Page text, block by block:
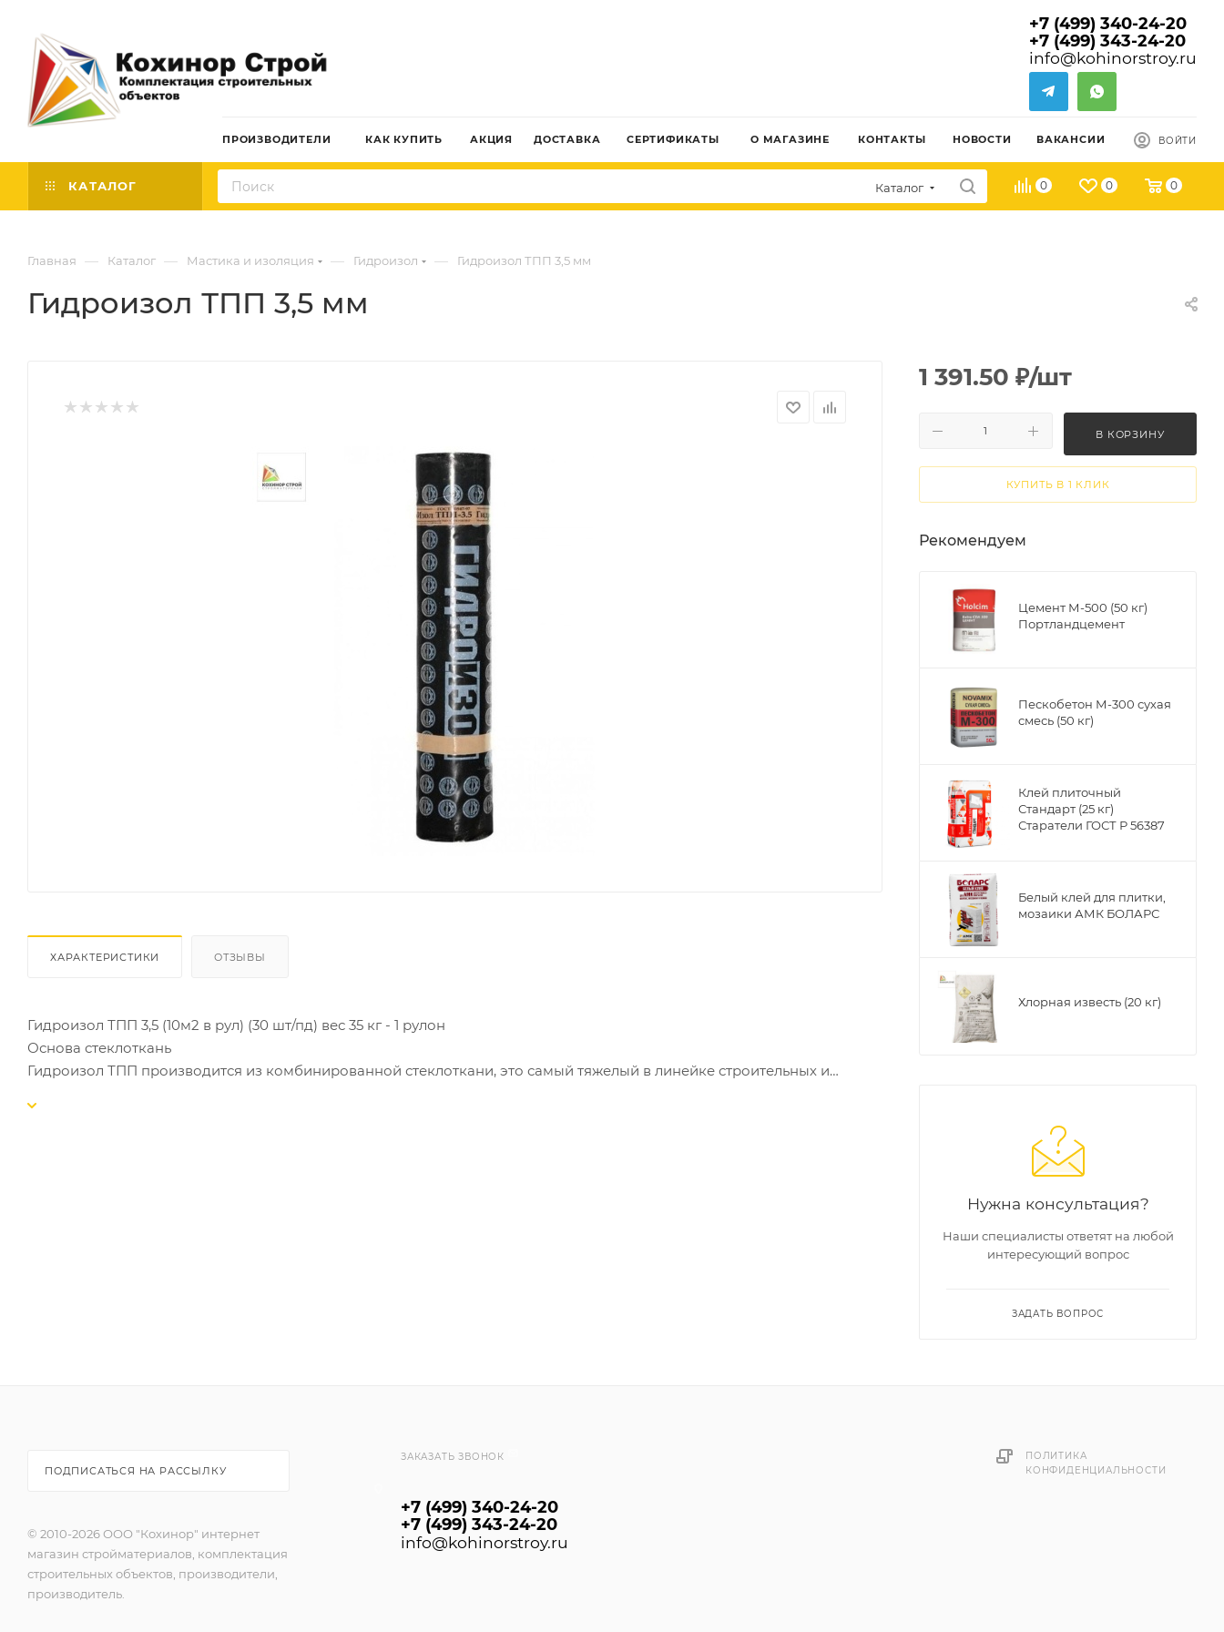
+7 (499) 340-24-20
+7 (499) 343-24-20
info@kohinorstroy.ru
ПРОИЗВОДИТЕЛИ КАК КУПИТЬ АКЦИЯ ДОСТАВКА СЕРТИФИКАТЫ О МАГАЗИНЕ КОНТАКТЫ НОВОСТИ ВАКАНСИИ ВОЙТИ
КАТАЛОГ Каталог 0 0 0
Главная — Каталог — Мастика и изоляция — Гидроизол — Гидроизол ТПП 3,5 мм
Гидроизол ТПП 3,5 мм
ХАРАКТЕРИСТИКИ ОТЗЫВЫ
Гидроизол ТПП 3,5 (10м2 в рул) (30 шт/пд) вес 35 кг - 1 рулон
Основа стеклоткань
Гидроизол ТПП производится из комбинированной стеклоткани, это самый тяжелый в линейке строительных и
1 391.50 ₽/шт
В КОРЗИНУ
КУПИТЬ В 1 КЛИК
Рекомендуем
Цемент М-500 (50 кг)
Портландцемент
Пескобетон М-300 сухая
смесь (50 кг)
Клей плиточный
Стандарт (25 кг)
Старатели ГОСТ Р 56387
Белый клей для плитки,
мозаики АМК БОЛАРС
Хлорная известь (20 кг)
Нужна консультация?
Наши специалисты ответят на любой
интересующий вопрос
ЗАДАТЬ ВОПРОС
ПОДПИСАТЬСЯ НА РАССЫЛКУ
© 2010-2026 ООО "Кохинор" интернет
магазин стройматериалов, комплектация
строительных объектов, производители,
производитель.
ЗАКАЗАТЬ ЗВОНОК
+7 (499) 340-24-20
+7 (499) 343-24-20
info@kohinorstroy.ru
ПОЛИТИКА
КОНФИДЕНЦИАЛЬНОСТИ